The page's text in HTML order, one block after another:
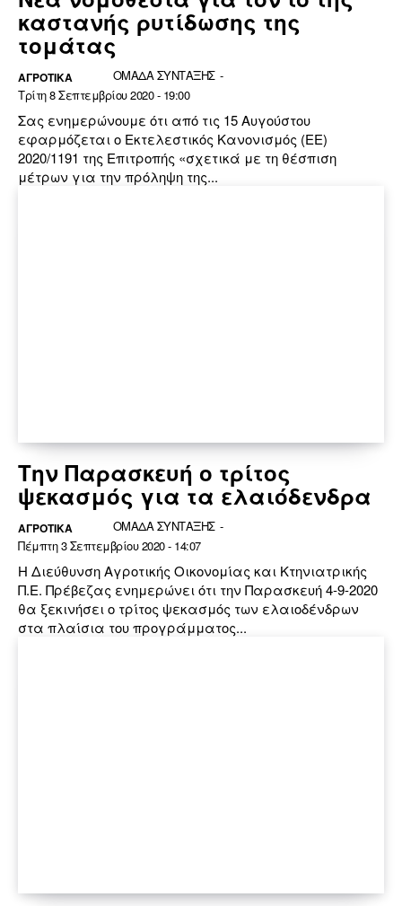
καστανής ρυτίδωσης της
τομάτας
ΑΓΡΟΤΙΚΑ ΟΜΑΔΑ ΣΥΝΤΑΞΗΣ -
Τρίτη 8 Σεπτεμβρίου 2020 - 19:00
Σας ενημερώνουμε ότι από τις 15 Αυγούστου
εφαρμόζεται ο Εκτελεστικός Κανονισμός (ΕΕ)
2020/1191 της Επιτροπής «σχετικά με τη θέσπιση
μέτρων για την πρόληψη της...
Την Παρασκευή ο τρίτος
ψεκασμός για τα ελαιόδενδρα
ΑΓΡΟΤΙΚΑ ΟΜΑΔΑ ΣΥΝΤΑΞΗΣ -
Πέμπτη 3 Σεπτεμβρίου 2020 - 14:07
Η Διεύθυνση Αγροτικής Οικονομίας και Κτηνιατρικής
Π.Ε. Πρέβεζας ενημερώνει ότι την Παρασκευή 4-9-2020
θα ξεκινήσει ο τρίτος ψεκασμός των ελαιοδένδρων
στα πλαίσια του προγράμματος...